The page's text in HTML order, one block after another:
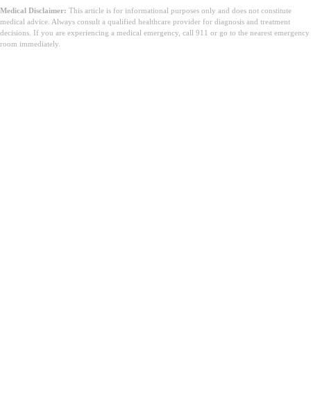
Medical Disclaimer: This article is for informational purposes only and does not constitute
medical advice. Always consult a qualified healthcare provider for diagnosis and treatment
decisions. If you are experiencing a medical emergency, call 911 or go to the nearest emergency
room immediately.